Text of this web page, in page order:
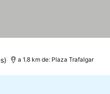
a 1.8 km de: Plaza Trafalgar